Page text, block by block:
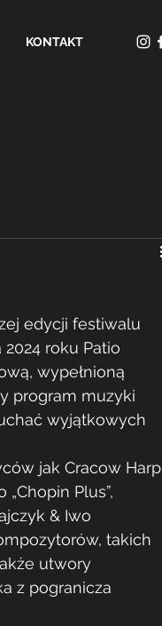
KONTAKT
edycji festiwalu
2024 roku Patio
wypełnioną
program muzyki
wyjątkowych
jak Cracow Harp
Plus”,
& Iwo
takich
utwory
z pogranicza